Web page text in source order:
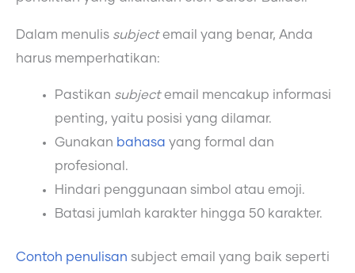
Dalam menulis subjectemail yang benar, Anda
harus memperhatikan:
Pastikan subjectemail mencakup informasi
penting, yaitu posisi yang dilamar.
Gunakan bahasa yang formal dan
profesional.
Hindari penggunaan simbol atau emoji.
Batasi jumlah karakter hingga 50 karakter.
Contoh penulisan subject email yang baik seperti